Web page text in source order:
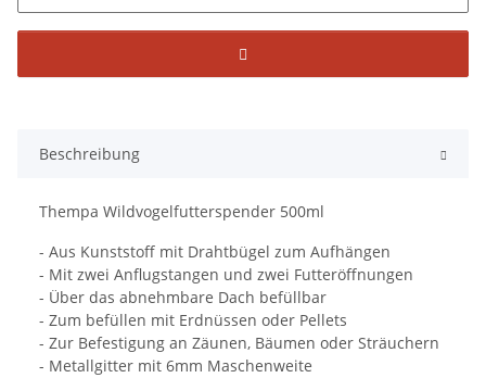
Beschreibung
Thempa Wildvogelfutterspender 500ml
- Aus Kunststoff mit Drahtbügel zum Aufhängen
- Mit zwei Anflugstangen und zwei Futteröffnungen
- Über das abnehmbare Dach befüllbar
- Zum befüllen mit Erdnüssen oder Pellets
- Zur Befestigung an Zäunen, Bäumen oder Sträuchern
- Metallgitter mit 6mm Maschenweite